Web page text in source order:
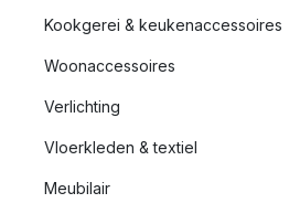
Kookgerei & keukenaccessoires
Woonaccessoires
Verlichting
Vloerkleden & textiel
Meubilair